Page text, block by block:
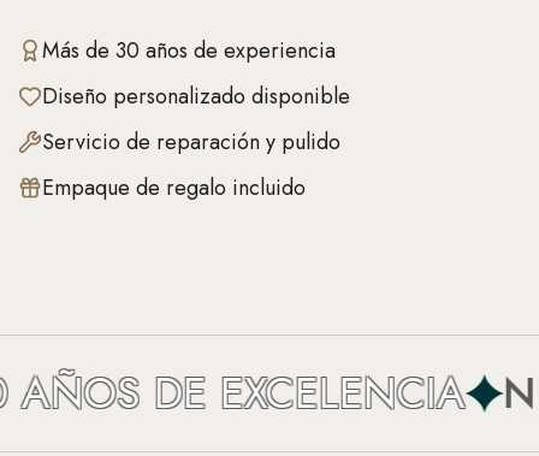
Más de 30 años de experiencia
Diseño personalizado disponible
Servicio de reparación y pulido
Empaque de regalo incluido
DE EXCELENCIA